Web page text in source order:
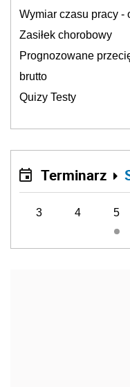
Wymiar czasu pracy -
Zasiłek chorobowy
Prognozowane
brutto
Quizy Testy
Terminarz
3 4 5